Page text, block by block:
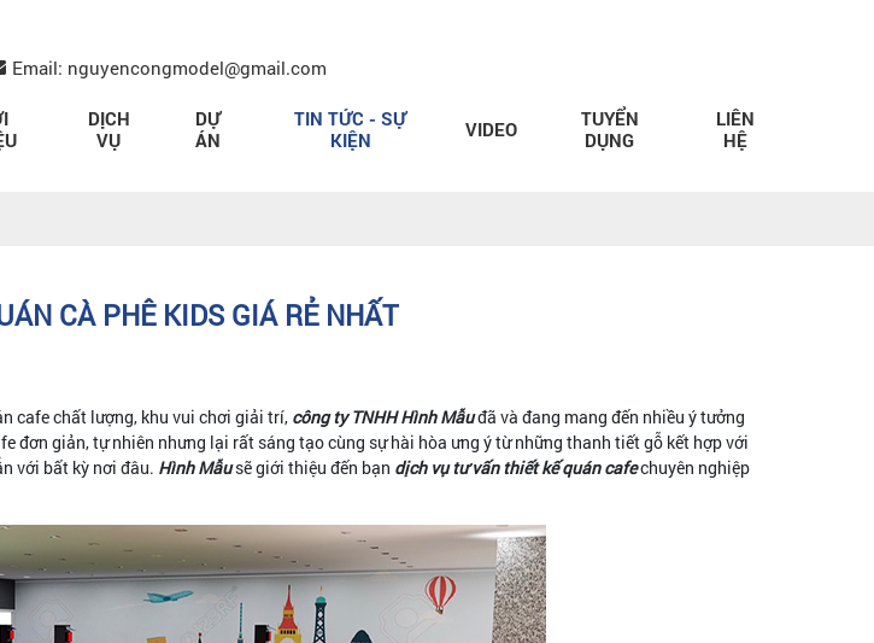
Email: nguyencongmodel@gmail.com
DỊCH
VỤ
DỰ
ÁN
TIN TỨC - SỰ
KIỆN
VIDEO
TUYỂN
DỤNG
LIÊN
HỆ
CÀ PHÊ KIDS GIÁ RẺ NHẤT
cafe chất lượng, khu vui chơi giải trí, công ty TNHH Hình Mẫuđã và đang mang đến nhiều ý tưởng
đơn giản, tự nhiên nhưng lại rất sáng tạo cùng sự hài hòa ưng ý từ những thanh tiết gỗ kết hợp với
với bất kỳ nơi đâu. Hình Mẫusẽ giới thiệu đến bạn dịch vụ tư vấn thiết kế quán cafechuyên nghiệp